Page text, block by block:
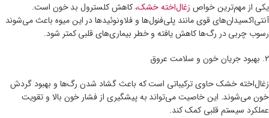
یکی از مهم‌ترین خواص زغال‌اخته خشک،کاهش کلسترول بد خون است.
آنتی‌اکسیدان‌های قوی مانند پلی‌فنول‌ها و فلاونوئیدها در این میوه باعث می‌شوند
رسوب چربی در رگ‌ها کاهش یافته و خطر بیماری‌های قلبی کمتر شود.
۲. بهبود جریان خون و سلامت عروق
زغال‌اخته خشک حاوی ترکیباتی است که باعث گشاد شدن رگ‌ها و بهبود گردش
خون می‌شوند. این خاصیت می‌تواند به پیشگیری از فشار خون بالا و تقویت
عملکرد سیستم قلبی کمک کند.